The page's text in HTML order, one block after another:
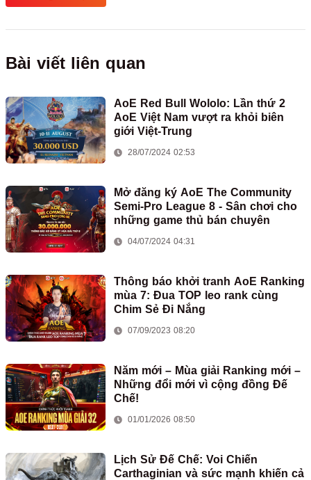
Bài viết liên quan
AoE Red Bull Wololo: Lần thứ 2
AoE Việt Nam vượt ra khỏi biên
giới Việt-Trung
28/07/2024 02:53
Mở đăng ký AoE The Community
Semi-Pro League 8 - Sân chơi cho
những game thủ bán chuyên
04/07/2024 04:31
Thông báo khởi tranh AoE Ranking
mùa 7: Đua TOP leo rank cùng
Chim Sẻ Đi Nắng
07/09/2023 08:20
Năm mới – Mùa giải Ranking mới –
Những đổi mới vì cộng đồng Đế
Chế!
01/01/2026 08:50
Lịch Sử Đế Chế: Voi Chiến
Carthaginian và sức mạnh khiến cả